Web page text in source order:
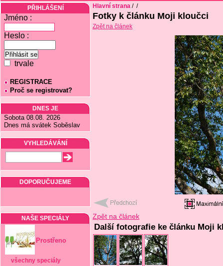
PŘIHLÁŠENÍ
Jméno :
Heslo :
trvale
REGISTRACE
Proč se registrovat?
DNES JE
Sobota 08.08. 2026
Dnes má svátek Soběslav
VYHLEDÁVÁNÍ
DOPORUČUJEME
NAŠE SPECIÁLY
Prostřeno
všechny speciály
Hlavní strana / /
Fotky k článku Moji kloučci
Zpět na článek
Zpět na článek
Další fotografie ke článku Moji